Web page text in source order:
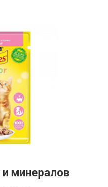
минералов